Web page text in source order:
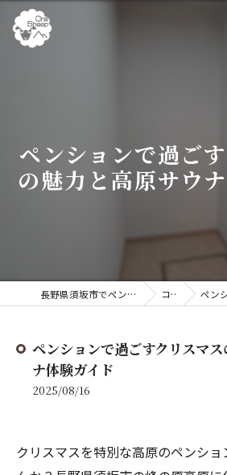
ペンションで過ご
の魅力と高原サウ
長野県須坂市でペンションならChillSheep コラム ペンション
ペンションで過ごすクリスマ
ナ体験ガイド
2025/08/16
クリスマスを特別な高原のペンシ